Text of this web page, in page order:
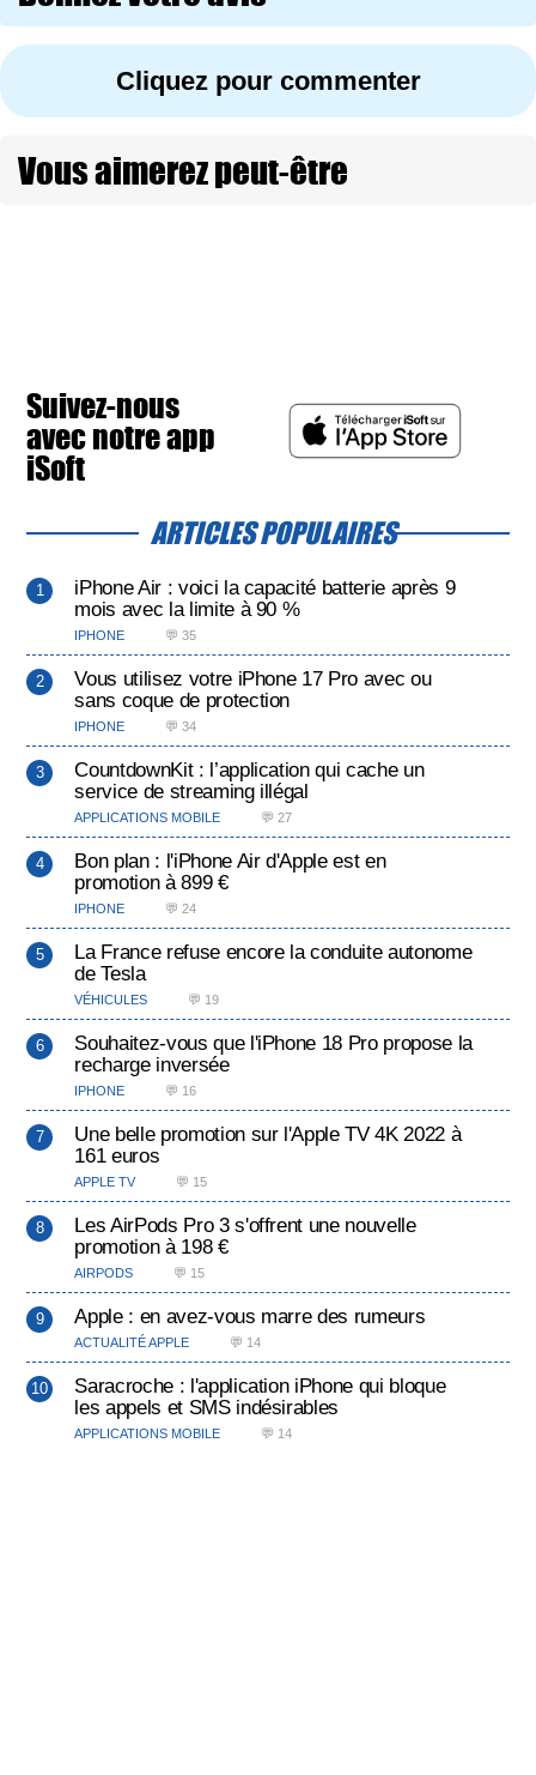
Cliquez pour commenter
Vous aimerez peut-être
Suivez-nous
avec notre app
iSoft
ARTICLES POPULAIRES
iPhone Air : voici la capacité batterie après 9
mois avec la limite à 90 %
IPHONE 💬 35
Vous utilisez votre iPhone 17 Pro avec ou
sans coque de protection
IPHONE 💬 34
CountdownKit : l’application qui cache un
service de streaming illégal
APPLICATIONS MOBILE 💬 27
Bon plan : l'iPhone Air d'Apple est en
promotion à 899 €
IPHONE 💬 24
La France refuse encore la conduite autonome
de Tesla
VÉHICULES 💬 19
Souhaitez-vous que l'iPhone 18 Pro propose la
recharge inversée
IPHONE 💬 16
Une belle promotion sur l'Apple TV 4K 2022 à
161 euros
APPLE TV 💬 15
Les AirPods Pro 3 s'offrent une nouvelle
promotion à 198 €
AIRPODS 💬 15
Apple : en avez-vous marre des rumeurs
ACTUALITÉ APPLE 💬 14
Saracroche : l'application iPhone qui bloque
les appels et SMS indésirables
APPLICATIONS MOBILE 💬 14